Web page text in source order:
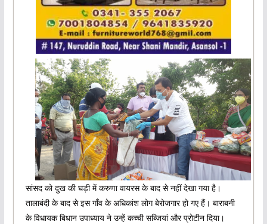
सांसद को दुख की घड़ी में करुणा वायरस के बाद से नहीं देखा गया है।
तालाबंदी के बाद से इस गाँव के अधिकांश लोग बेरोजगार हो गए हैं। बाराबनी
के विधायक बिधान उपाध्याय ने उन्हें कच्ची सब्जियां और प्रोटीन दिया।